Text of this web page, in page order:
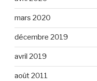
mars 2020
décembre 2019
avril 2019
août 2011